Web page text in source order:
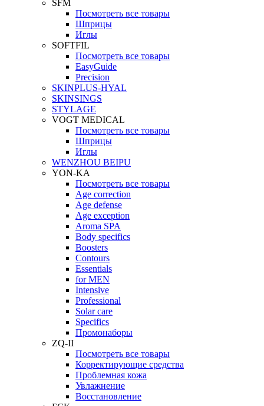
SFM
Посмотреть все товары
Шприцы
Иглы
SOFTFIL
Посмотреть все товары
EasyGuide
Precision
SKINPLUS-HYAL
SKINSINGS
STYLAGE
VOGT MEDICAL
Посмотреть все товары
Шприцы
Иглы
WENZHOU BEIPU
YON-KA
Посмотреть все товары
Age correction
Age defense
Age exception
Aroma SPA
Body specifics
Boosters
Contours
Essentials
for MEN
Intensive
Professional
Solar care
Specifics
Промонаборы
ZQ-II
Посмотреть все товары
Корректирующие средства
Проблемная кожа
Увлажнение
Восстановление